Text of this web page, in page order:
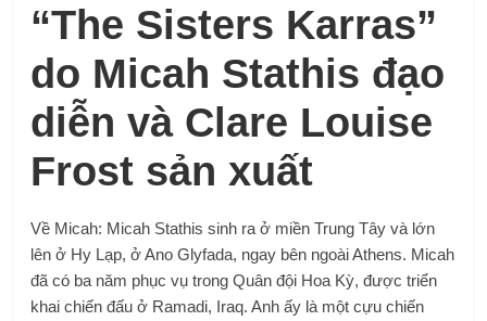
“The Sisters Karras”
do Micah Stathis đạo
diễn và Clare Louise
Frost sản xuất
Về Micah: Micah Stathis sinh ra ở miền Trung Tây và lớn
lên ở Hy Lạp, ở Ano Glyfada, ngay bên ngoài Athens. Micah
đã có ba năm phục vụ trong Quân đội Hoa Kỳ, được triển
khai chiến đấu ở Ramadi, Iraq. Anh ấy là một cựu chiến